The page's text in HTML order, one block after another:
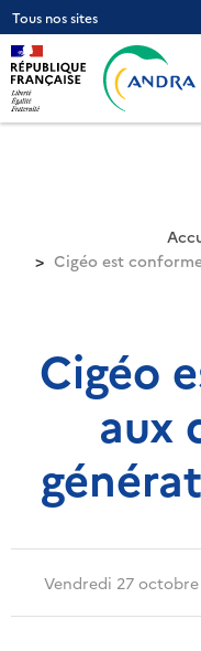
Aller
au
contenu
principal
Tous nos sites
Cigéo est
Cigéo
aux
Vendredi 27 octobre